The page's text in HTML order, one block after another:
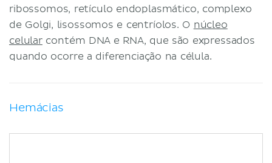
ribossomos, retículo endoplasmático, complexo
de Golgi, lisossomos e centríolos. O núcleo
celularcontém DNA e RNA, que são expressados
quando ocorre a diferenciação na célula.
Hemácias